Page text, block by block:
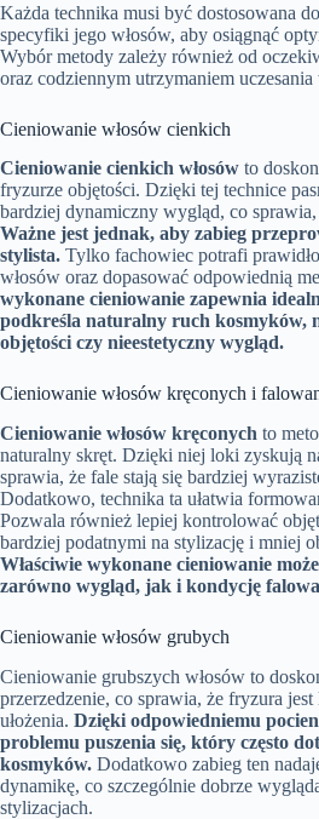
Każda technika musi być dostosowana
specyfiki jego włosów, aby osiągnąć
Wybór metody zależy również od
oraz codziennym utrzymaniem
Cieniowanie włosów cienkich
Cieniowanie cienkich włosów to
fryzurze objętości. Dzięki tej technice
bardziej dynamiczny wygląd, co sprawia,
Ważne jest jednak, aby zabieg
stylista. Tylko fachowiec potrafi
włosów oraz dopasować odpowiednią
wykonane cieniowanie zapewnia
podkreśla naturalny ruch kosmyków,
objętości czy nieestetyczny wygląd.
Cieniowanie włosów kręconych i
Cieniowanie włosów kręconych to
naturalny skręt. Dzięki niej loki zyskują
sprawia, że fale stają się bardziej
Dodatkowo, technika ta ułatwia
Pozwala również lepiej kontrolować
bardziej podatnymi na stylizację i mniej
Właściwie wykonane cieniowanie
zarówno wygląd, jak i kondycję
Cieniowanie włosów grubych
Cieniowanie grubszych włosów to
przerzedzenie, co sprawia, że fryzura jest
ułożenia. Dzięki odpowiedniemu
problemu puszenia się, który często
kosmyków. Dodatkowo zabieg ten
dynamikę, co szczególnie dobrze
stylizacjach.